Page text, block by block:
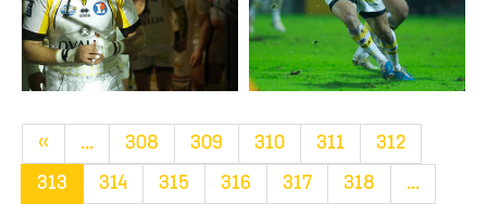
« ... 308 309 310 311 312
313 314 315 316 317 318 ...